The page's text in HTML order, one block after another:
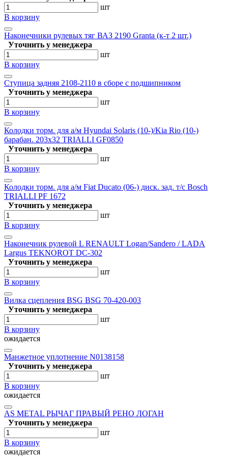
шт
В корзину
Наконечники рулевых тяг ВАЗ 2190 Granta (к-т 2 шт.)
Уточнить у менеджера
шт
В корзину
Ступица задняя 2108-2110 в сборе с подшипником
Уточнить у менеджера
шт
В корзину
Колодки торм. для а/м Hyundai Solaris (10-)/Kia Rio (10-)
барабан. 203x32 TRIALLI GF0850
Уточнить у менеджера
шт
В корзину
Колодки торм. для а/м Fiat Ducato (06-) диск. зад. т/с Bosch
TRIALLI PF 1672
Уточнить у менеджера
шт
В корзину
Наконечник рулевой L RENAULT Logan/Sandero / LADA
Largus TEKNOROT DC-302
Уточнить у менеджера
шт
В корзину
Вилка сцепления BSG BSG 70-420-003
Уточнить у менеджера
шт
В корзину
ожидается
Манжетное уплотнение N0138158
Уточнить у менеджера
шт
В корзину
ожидается
AS METAL РЫЧАГ ПРАВЫЙ РЕНО ЛОГАН
Уточнить у менеджера
шт
В корзину
ожидается